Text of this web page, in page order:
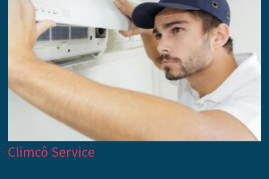
Climcô Service